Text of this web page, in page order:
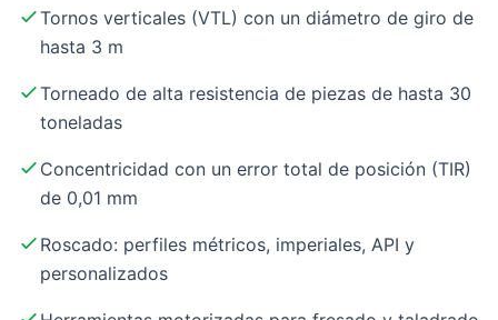
Tornos verticales (VTL) con un diámetro de giro de
hasta 3 m
Torneado de alta resistencia de piezas de hasta 30
toneladas
Concentricidad con un error total de posición (TIR)
de 0,01 mm
Roscado: perfiles métricos, imperiales, API y
personalizados